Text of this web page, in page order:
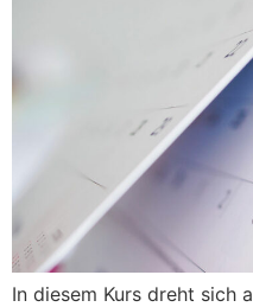
In diesem Kurs dreht sich